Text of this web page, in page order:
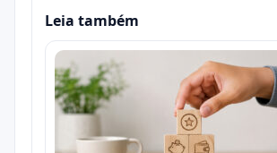
Leia também